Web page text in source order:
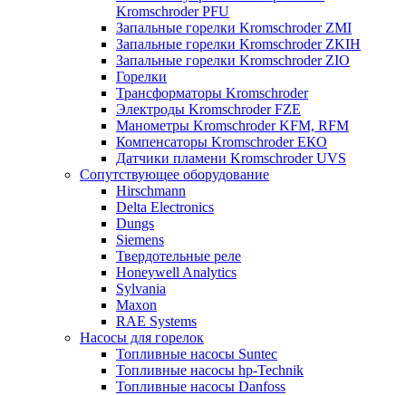
Kromschroder PFU
Запальные горелки Kromschroder ZМI
Запальные горелки Kromschroder ZKIH
Запальные горелки Kromschroder ZIO
Горелки
Трансформаторы Kromschroder
Электроды Kromschroder FZE
Манометры Kromschroder KFM, RFM
Компенсаторы Kromschroder ЕКО
Датчики пламени Kromschroder UVS
Сопутствующее оборудование
Hirschmann
Delta Electronics
Dungs
Siemens
Твердотельные реле
Honeywell Analytics
Sylvania
Maxon
RAE Systems
Насосы для горелок
Топливные насосы Suntec
Топливные насосы hp-Technik
Топливные насосы Danfoss